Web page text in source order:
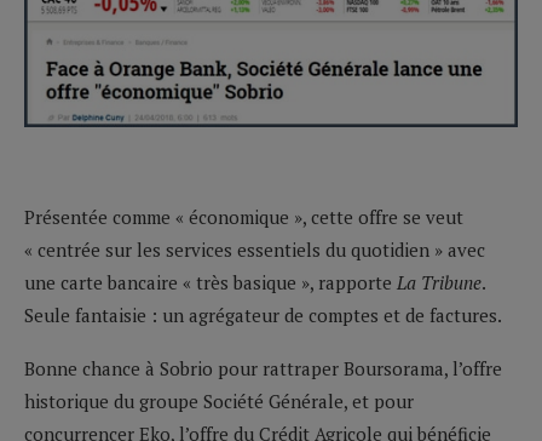
Présentée comme « économique », cette offre se veut
« centrée sur les services essentiels du quotidien » avec
une carte bancaire « très basique », rapporte La Tribune.
Seule fantaisie : un agrégateur de comptes et de factures.
Bonne chance à Sobrio pour rattraper Boursorama, l’offre
historique du groupe Société Générale, et pour
concurrencer Eko, l’offre du Crédit Agricole qui bénéficie